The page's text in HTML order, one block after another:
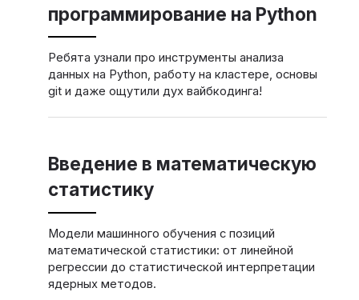
программирование на Python
Ребята узнали про инструменты анализа
данных на Python, работу на кластере, основы
git и даже ощутили дух вайбкодинга!
Введение в математическую
статистику
Модели машинного обучения с позиций
математической статистики: от линейной
регрессии до статистической интерпретации
ядерных методов.